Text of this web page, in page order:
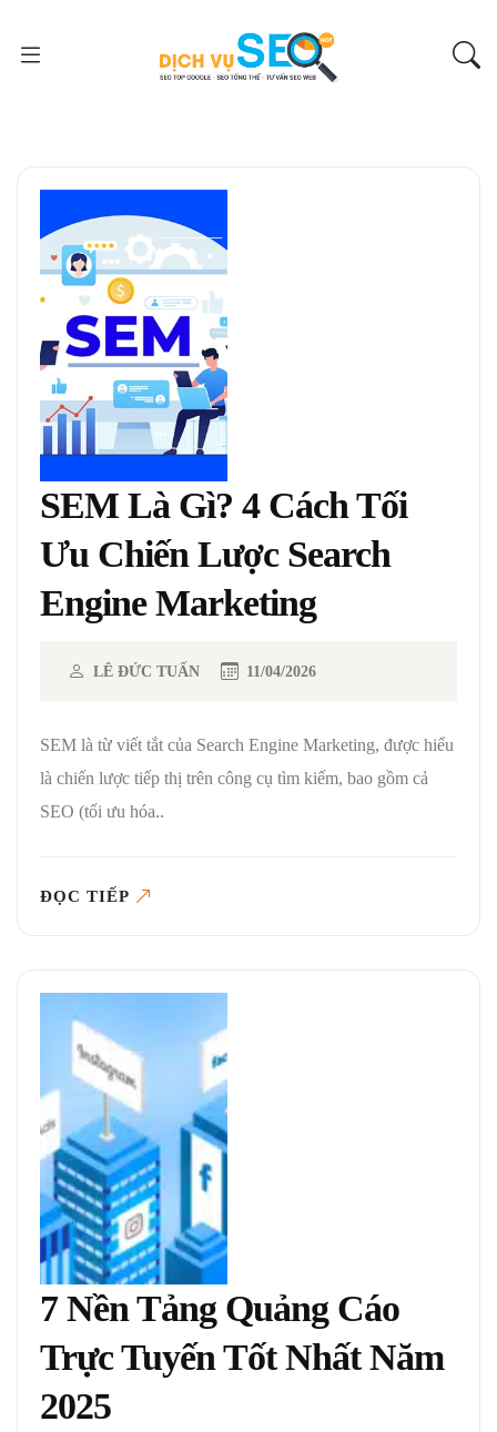
SEM Là Gì? 4 Cách Tối
Ưu Chiến Lược Search
Engine Marketing
LÊ ĐỨC TUẤN 11/04/2026
SEM là từ viết tắt của Search Engine Marketing, được hiểu
là chiến lược tiếp thị trên công cụ tìm kiếm, bao gồm cả
SEO (tối ưu hóa..
ĐỌC TIẾP
7 Nền Tảng Quảng Cáo
Trực Tuyến Tốt Nhất Năm
2025